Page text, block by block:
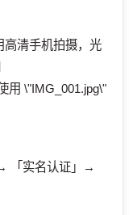
高清手机拍摄，光
用 \"IMG_001.jpg\"
「实名认证」→